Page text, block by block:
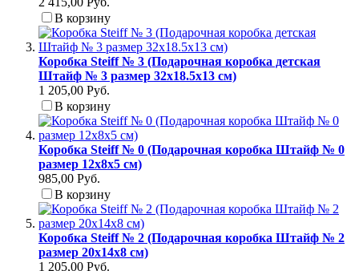
В корзину
Коробка Steiff № 3 (Подарочная коробка детская
Штайф № 3 размер 32x18.5x13 см)
1 205,00 Руб.
В корзину
Коробка Steiff № 0 (Подарочная коробка Штайф № 0
размер 12x8x5 см)
985,00 Руб.
В корзину
Коробка Steiff № 2 (Подарочная коробка Штайф № 2
размер 20x14x8 см)
1 205,00 Руб.